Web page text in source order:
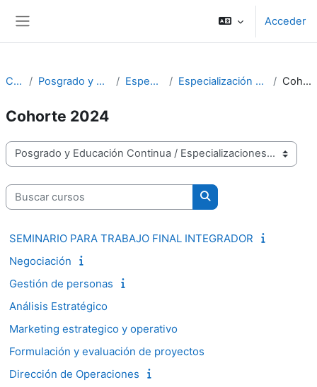
Acceder
Cursos Posgrado y Educación Continua Especializaciones Especialización en Ingeniería Gerencial Cohorte 2024
Cohorte 2024
Categorías
Buscar cursos
Buscar cursos
SEMINARIO PARA TRABAJO FINAL INTEGRADOR
Negociación
Gestión de personas
Análisis Estratégico
Marketing estrategico y operativo
Formulación y evaluación de proyectos
Dirección de Operaciones